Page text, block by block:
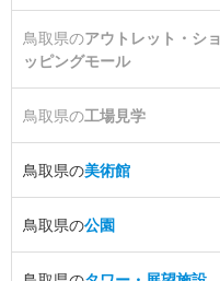
鳥取県のアウトレット・ショ
ッピングモール
鳥取県の工場見学
鳥取県の美術館
鳥取県の公園